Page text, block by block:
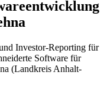
Investor-Reporting für
Software für
(Landkreis Anhalt-